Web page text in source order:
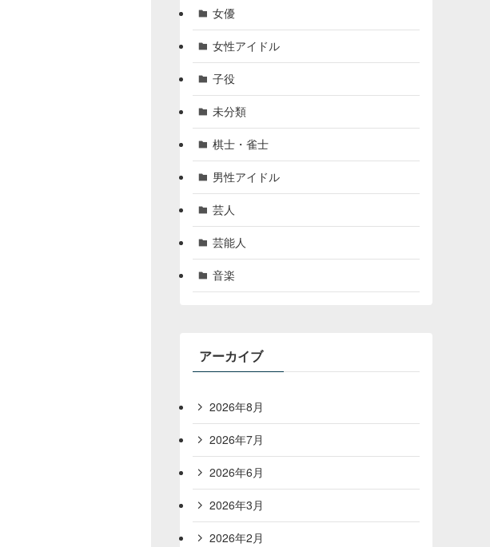
女優
女性アイドル
子役
未分類
棋士・雀士
男性アイドル
芸人
芸能人
音楽
アーカイブ
2026年8月
2026年7月
2026年6月
2026年3月
2026年2月